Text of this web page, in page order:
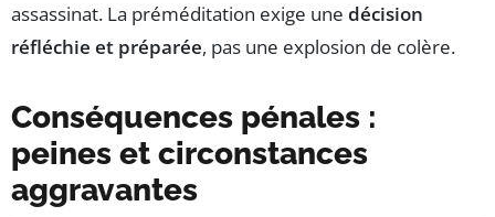
assassinat. La préméditation exige une décision
réfléchie et préparée, pas une explosion de colère.
Conséquences pénales :
peines et circonstances
aggravantes